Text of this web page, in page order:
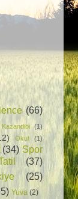
(66)
Kazandibi (1)
Okul (1)
(34) Spor
(37)
(25)
Yuva (2)